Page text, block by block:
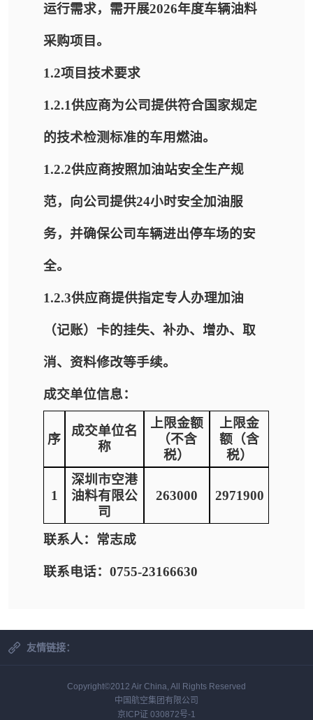
运行需求，需开展2026年度车辆油料
采购项目。
1.2项目技术要求
1.2.1供应商为公司提供符合国家规定
的技术检测标准的车用燃油。
1.2.2供应商按照加油站安全生产规
范，向公司提供24小时安全加油服
务，并确保公司车辆进出停车场的安
全。
1.2.3供应商提供指定专人办理加油
（记账）卡的挂失、补办、增办、取
消、资料修改等手续。
成交单位信息：
序
成交单位名
称
上限金额
（不含
税）
上限金
额（含
税）
1
深圳市空港
油料有限公
司
263000 2971900
联系人：常志成
联系电话：0755-23166630
友情链接：
Copyright©2012 Air China, All Rights Reserved
中国航空集团有限公司
京ICP证 030872号-1